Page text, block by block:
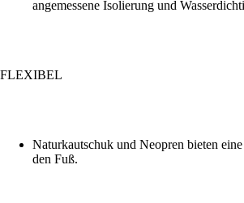
angemessene Isolierung und
FLEXIBEL
Naturkautschuk und Neopren bieten
den Fuß.